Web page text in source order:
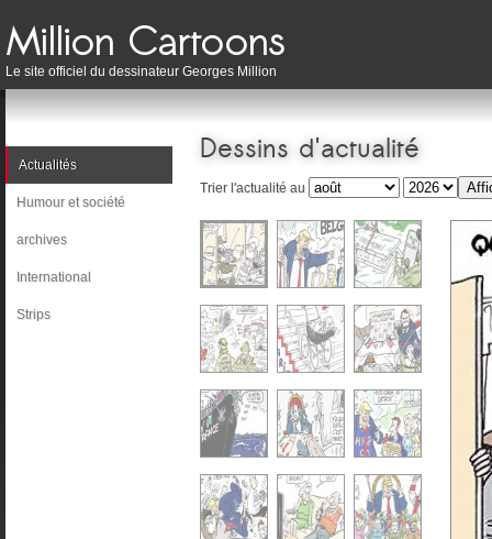
Le site officiel du dessinateur Georges Million
Actualités
Humour et société
archives
International
Strips
Dessins d'actualité
Trier l'actualité au